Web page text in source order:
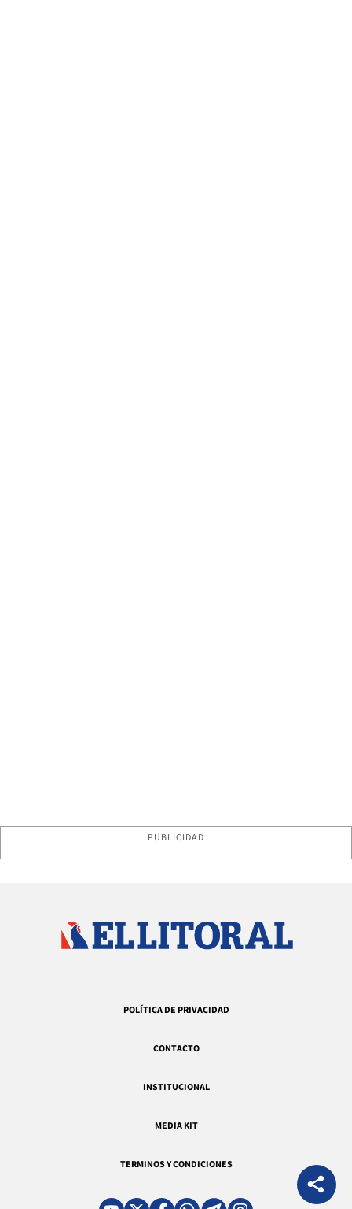
PUBLICIDAD
POLÍTICA DE PRIVACIDAD
CONTACTO
INSTITUCIONAL
MEDIA KIT
TERMINOS Y CONDICIONES